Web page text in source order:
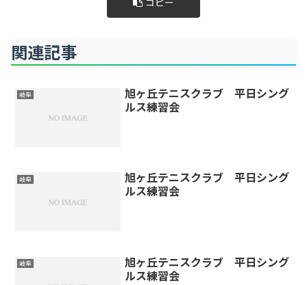
関連記事
岐阜
旭ヶ丘テニスクラブ 平日シング
ルス練習会
岐阜
旭ヶ丘テニスクラブ 平日シング
ルス練習会
岐阜
旭ヶ丘テニスクラブ 平日シング
ルス練習会